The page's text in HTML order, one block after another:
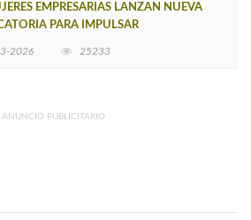
EMPRESARIAS LANZAN NUEVA
PARA IMPULSAR
2026 25233
ANUNCIO PUBLICITARIO